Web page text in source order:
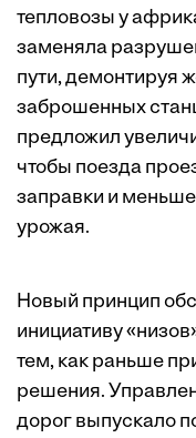
тепловозы у
заменяла
пути, демонтируя
заброшенных
предложил
чтобы поезда
заправки и
урожая.
Новый принцип
инициативу
тем, как раньше
решения.
дорог выпускало